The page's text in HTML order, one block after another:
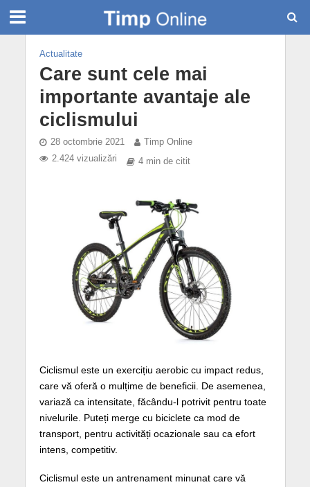
Actualitate
Care sunt cele mai
importante avantaje ale
ciclismului
28 octombrie 2021
Timp Online
2.424 vizualizări
4 min de citit
Ciclismul este un exercițiu aerobic cu impact redus,
care vă oferă o mulțime de beneficii. De asemenea,
variază ca intensitate, făcându-l potrivit pentru toate
nivelurile. Puteți merge cu biciclete ca mod de
transport, pentru activități ocazionale sau ca efort
intens, competitiv.
Ciclismul este un antrenament minunat care vă